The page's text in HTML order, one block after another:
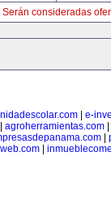
Serán consideradas
e-
agroherramientas.com
|